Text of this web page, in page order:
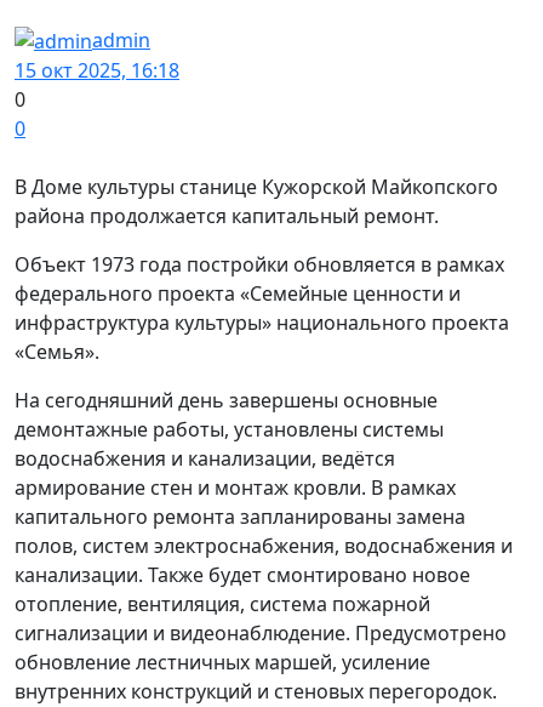
admin
15 окт 2025, 16:18
0
0
В Доме культуры станице Кужорской Майкопского
района продолжается капитальный ремонт.
Объект 1973 года постройки обновляется в рамках
федерального проекта «Семейные ценности и
инфраструктура культуры» национального проекта
«Семья».
На сегодняшний день завершены основные
демонтажные работы, установлены системы
водоснабжения и канализации, ведётся
армирование стен и монтаж кровли. В рамках
капитального ремонта запланированы замена
полов, систем электроснабжения, водоснабжения и
канализации. Также будет смонтировано новое
отопление, вентиляция, система пожарной
сигнализации и видеонаблюдение. Предусмотрено
обновление лестничных маршей, усиление
внутренних конструкций и стеновых перегородок.